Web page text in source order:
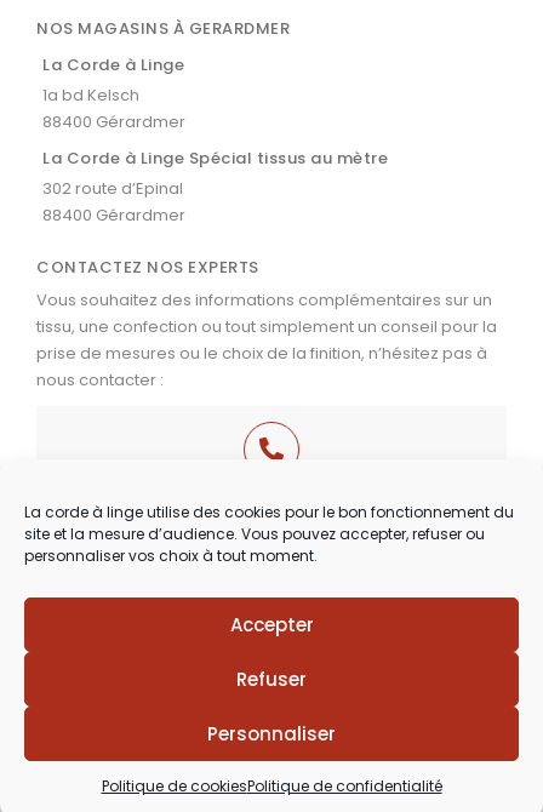
La corde à linge utilise des cookies pour le bon fonctionnement du
site et la mesure d’audience. Vous pouvez accepter, refuser ou
personnaliser vos choix à tout moment.
Accepter
Refuser
Personnaliser
Politique de cookiesPolitique de confidentialité
NOS MAGASINS À GERARDMER
La Corde à Linge
1a bd Kelsch
88400 Gérardmer
La Corde à Linge Spécial tissus au mètre
302 route d’Epinal
88400 Gérardmer
CONTACTEZ NOS EXPERTS
Vous souhaitez des informations complémentaires sur un
tissu, une confection ou tout simplement un conseil pour la
prise de mesures ou le choix de la finition, n’hésitez pas à
nous contacter :
03 29 60 49 17
Du Mardi au Samedi